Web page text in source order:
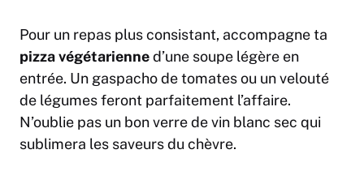
Pour un repas plus consistant, accompagne ta
pizza végétarienned’une soupe légère en
entrée. Un gaspacho de tomates ou un velouté
de légumes feront parfaitement l’affaire.
N’oublie pas un bon verre de vin blanc sec qui
sublimera les saveurs du chèvre.